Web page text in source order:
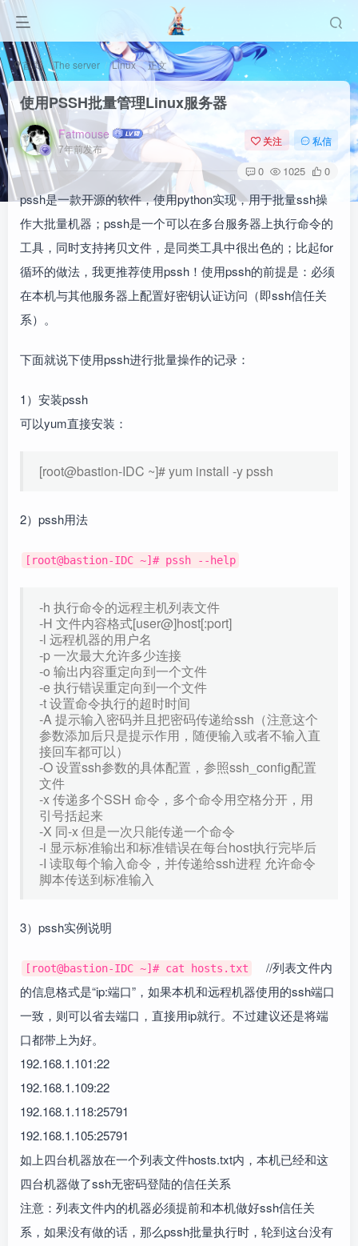
首页 The server Linux 正文
使用PSSH批量管理Linux服务器
Fatmouse
7年前发布
关注 私信
0 1025 0
pssh是一款开源的软件，使用python实现，用于批量ssh操
作大批量机器；pssh是一个可以在多台服务器上执行命令的
工具，同时支持拷贝文件，是同类工具中很出色的；比起for
循环的做法，我更推荐使用pssh！使用pssh的前提是：必须
在本机与其他服务器上配置好密钥认证访问（即ssh信任关
系）。
下面就说下使用pssh进行批量操作的记录：
1）安装pssh
可以yum直接安装：
[root@bastion-IDC ~]# yum install -y pssh
2）pssh用法
[root@bastion-IDC ~]# pssh --help
-h 执行命令的远程主机列表文件
-H 文件内容格式[user@]host[:port]
-l 远程机器的用户名
-p 一次最大允许多少连接
-o 输出内容重定向到一个文件
-e 执行错误重定向到一个文件
-t 设置命令执行的超时时间
-A 提示输入密码并且把密码传递给ssh（注意这个
参数添加后只是提示作用，随便输入或者不输入直
接回车都可以）
-O 设置ssh参数的具体配置，参照ssh_config配置
文件
-x 传递多个SSH 命令，多个命令用空格分开，用
引号括起来
-X 同-x 但是一次只能传递一个命令
-i 显示标准输出和标准错误在每台host执行完毕后
-I 读取每个输入命令，并传递给ssh进程 允许命令
脚本传送到标准输入
3）pssh实例说明
[root@bastion-IDC ~]# cat hosts.txt
//列表文件内
的信息格式是“ip:端口”，如果本机和远程机器使用的ssh端口
一致，则可以省去端口，直接用ip就行。不过建议还是将端
口都带上为好。
192.168.1.101:22
192.168.1.109:22
192.168.1.118:25791
192.168.1.105:25791
如上四台机器放在一个列表文件hosts.txt内，本机已经和这
四台机器做了ssh无密码登陆的信任关系
注意：列表文件内的机器必须提前和本机做好ssh信任关
系，如果没有做的话，那么pssh批量执行时，轮到这台没有